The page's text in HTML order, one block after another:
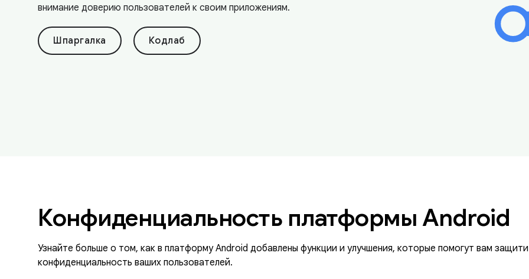
внимание доверию пользователей к своим приложениям.
Шпаргалка Кодлаб
Конфиденциальность платформы Android
Узнайте больше о том, как в платформу Android добавлены функции и улучшения, которые помогут вам
конфиденциальность ваших пользователей.